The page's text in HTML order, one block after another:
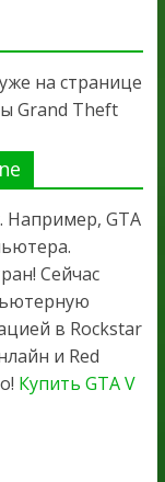
на странице
Grand Theft
Например, GTA
Сейчас
в Rockstar
и Red
Купить GTA V